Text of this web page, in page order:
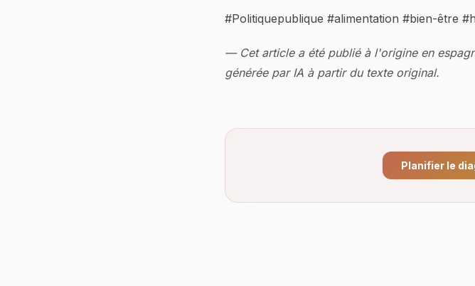
#Politiquepublique #alimentation #bien-être
— Cet article a été publié à l'origine en
générée par IA à partir du texte original.
Planifier le